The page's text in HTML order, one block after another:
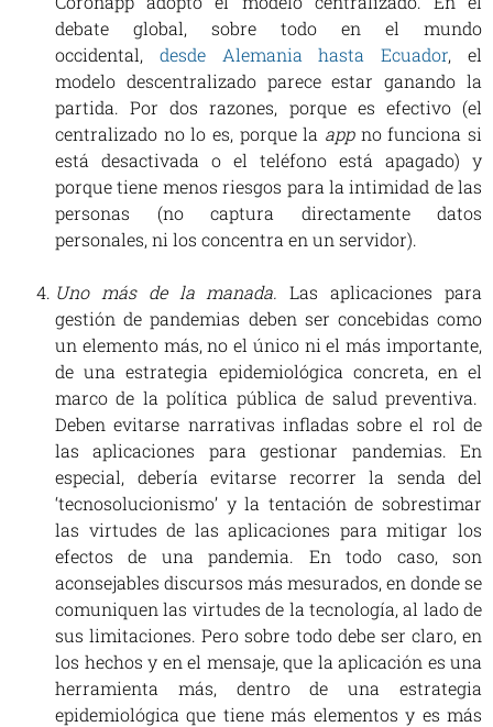
debate global, sobre todo en el mundo
occidental, desde Alemania hasta Ecuador, el
modelo descentralizado parece estar ganando la
partida. Por dos razones, porque es efectivo (el
centralizado no lo es, porque la app no funciona si
está desactivada o el teléfono está apagado) y
porque tiene menos riesgos para la intimidad de las
personas (no captura directamente datos
personales, ni los concentra en un servidor).
Uno más de la manada. Las aplicaciones para
gestión de pandemias deben ser concebidas como
un elemento más, no el único ni el más importante,
de una estrategia epidemiológica concreta, en el
marco de la política pública de salud preventiva.
Deben evitarse narrativas infladas sobre el rol de
las aplicaciones para gestionar pandemias. En
especial, debería evitarse recorrer la senda del
‘tecnosolucionismo’ y la tentación de sobrestimar
las virtudes de las aplicaciones para mitigar los
efectos de una pandemia. En todo caso, son
aconsejables discursos más mesurados, en donde se
comuniquen las virtudes de la tecnología, al lado de
sus limitaciones. Pero sobre todo debe ser claro, en
los hechos y en el mensaje, que la aplicación es una
herramienta más, dentro de una estrategia
epidemiológica que tiene más elementos y es más